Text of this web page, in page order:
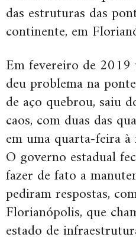
das estruturas das
continente, em
Em fevereiro de 2019
deu problema na
de aço quebrou, saiu
caos, com duas das
em uma quarta-feira
O governo estadual
fazer de fato a
pediram respostas,
Florianópolis, que
estado de